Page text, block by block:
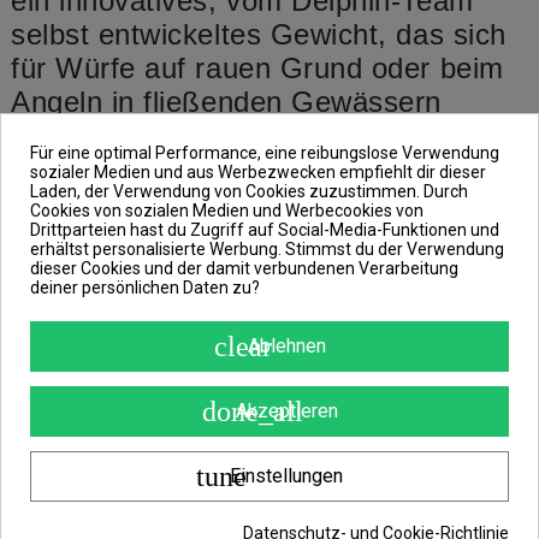
selbst entwickeltes Gewicht, das sich
für Würfe auf rauen Grund oder beim
Angeln in fließenden Gewässern
Dank der einzigartigen quadratischen
Form war es möglich, ein kompakteres
Gewicht zu schaffen, das bei den
geringeren Außenmaßen das gleiche
Gewicht hat wie die üblicherweise
verkauften Bleie des ähnlichen Typs.
Dies garantiert die hervorragenden
Wurfeigenschaften und ein schnelles
Absinken auf den Grund.
Um möglichst weite und präzise Würfe
Für eine optimal Performance, eine reibungslose Verwendung
sozialer Medien und aus Werbezwecken empfiehlt dir dieser
Laden, der Verwendung von Cookies zuzustimmen. Durch
Cookies von sozialen Medien und Werbecookies von
Drittparteien hast du Zugriff auf Social-Media-Funktionen und
erhältst personalisierte Werbung. Stimmst du der Verwendung
dieser Cookies und der damit verbundenen Verarbeitung
deiner persönlichen Daten zu?
clearAblehnen
done_all
Akzeptieren
tuneEinstellungen
Datenschutz- und Cookie-Richtlinie